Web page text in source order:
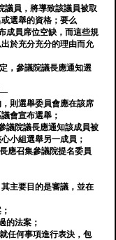
議員，將導致該議員被取
選舉的資格；要么
成員席位空缺，而這些規
於充分充分的理由而允
，參議院議長應通知選
—
則選舉委員會應在該席
會宣布選舉；
議院議長應通知該成員被
小組選舉另一成員；
應召集參議院提名委員
主要目的是審議，並在
的法案；
任何事項進行表決，包